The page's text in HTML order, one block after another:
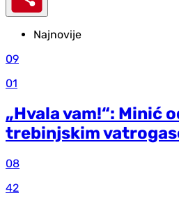
Najnovije
09
01
„Hvala vam!“: Minić
trebinjskim
08
42